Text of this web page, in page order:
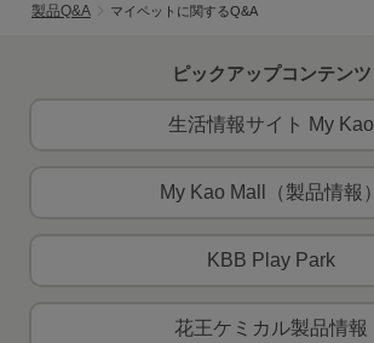
製品Q&A マイペットに関するQ&A
ピックアップコンテンツ
生活情報サイト My Kao
My Kao Mall（製品情報）
KBB Play Park
花王ケミカル製品情報